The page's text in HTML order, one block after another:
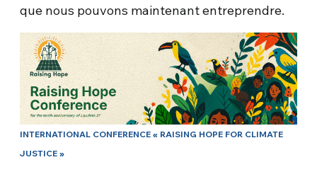
que nous pouvons maintenant entreprendre.
INTERNATIONAL CONFERENCE « RAISING HOPE FOR CLIMATE
JUSTICE »